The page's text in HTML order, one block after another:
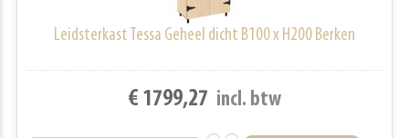
Leidsterkast Tessa Geheel dicht B100 x H200 Berken
€ 1799,27 incl. btw